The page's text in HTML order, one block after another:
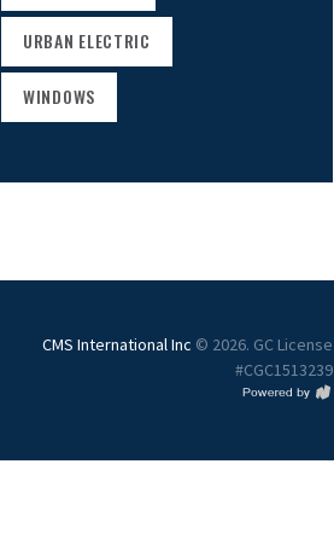
URBAN ELECTRIC
WINDOWS
CMS International Inc © 2026. GC License
#CGC1513239